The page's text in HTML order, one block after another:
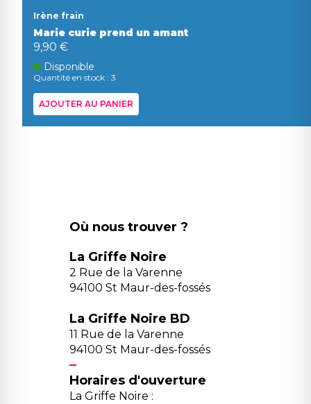
Irène frain
Marie curie prend un amant
9,90 €
Disponible
Quantité en stock : 3
AJOUTER AU PANIER
Où nous trouver ?
La Griffe Noire
2 Rue de la Varenne
94100 St Maur-des-fossés
La Griffe Noire BD
11 Rue de la Varenne
94100 St Maur-des-fossés
Horaires d'ouverture
La Griffe Noire :